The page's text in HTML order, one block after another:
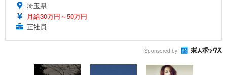
埼玉県
月給30万円～50万円
正社員
Sponsored by